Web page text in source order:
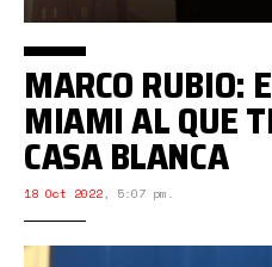
MARCO RUBIO:
MIAMI AL QUE
CASA BLANCA
18 Oct 2022, 5:07 pm.